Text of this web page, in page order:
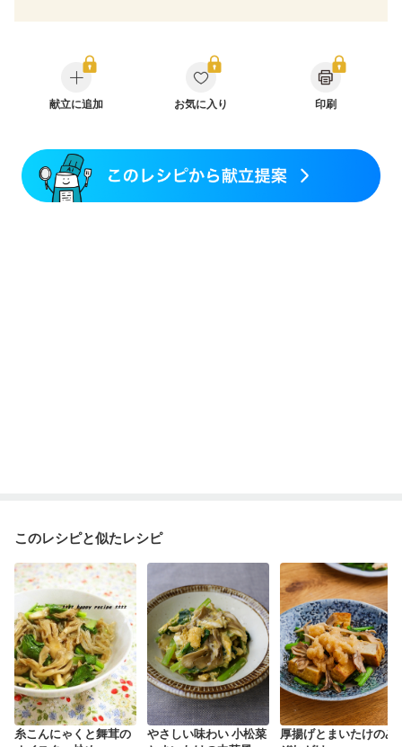
乳がん（抗がん剤治療中）
乳がん（ホルモン療法中）
乳がん（放射線治療中）
乳がん治療を終えた方・経過観察中の方など
献立に追加 お気に入り 印刷
このレシピと似たレシピ
糸こんにゃくと舞茸の
やさしい味わい 小松菜
厚揚げとまいたけのみ